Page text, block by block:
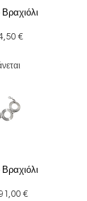
Έκπτωσης
€
Έκπτωσης
€